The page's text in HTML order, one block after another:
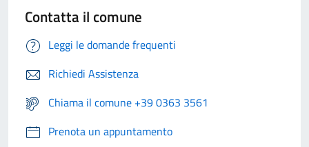
Contatta il comune
Leggi le domande frequenti
Richiedi Assistenza
Chiama il comune +39 0363 3561
Prenota un appuntamento